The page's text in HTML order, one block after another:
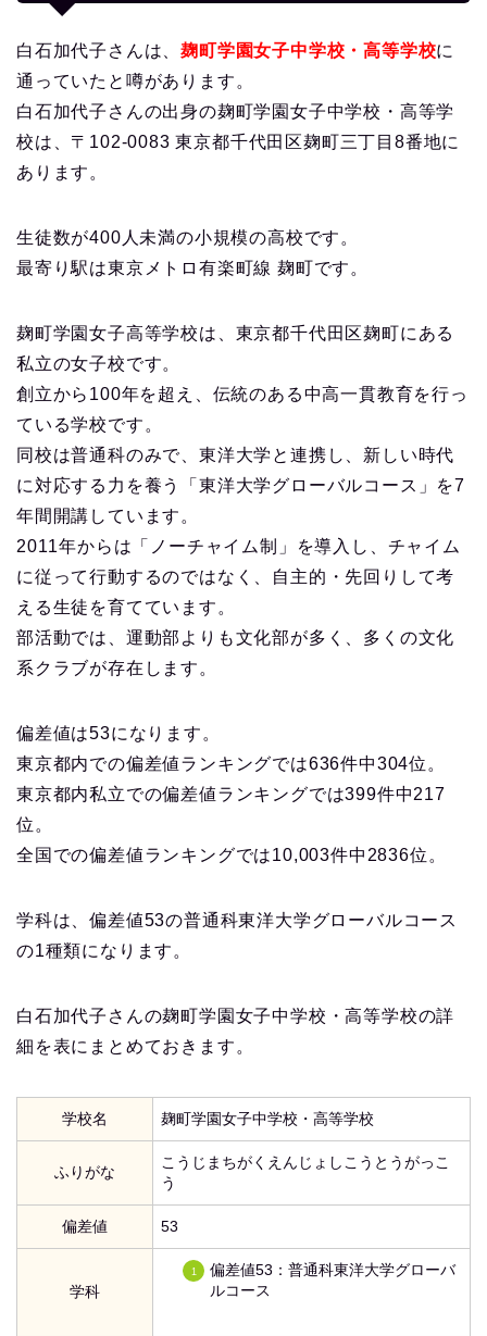
白石加代子さんは、麹町学園女子中学校・高等学校に
通っていたと噂があります。
白石加代子さんの出身の麹町学園女子中学校・高等学
校は、〒102-0083 東京都千代田区麹町三丁目8番地に
あります。
生徒数が400人未満の小規模の高校です。
最寄り駅は東京メトロ有楽町線 麹町です。
麹町学園女子高等学校は、東京都千代田区麹町にある
私立の女子校です。
創立から100年を超え、伝統のある中高一貫教育を行っ
ている学校です。
同校は普通科のみで、東洋大学と連携し、新しい時代
に対応する力を養う「東洋大学グローバルコース」を7
年間開講しています。
2011年からは「ノーチャイム制」を導入し、チャイム
に従って行動するのではなく、自主的・先回りして考
える生徒を育てています。
部活動では、運動部よりも文化部が多く、多くの文化
系クラブが存在します。
偏差値は53になります。
東京都内での偏差値ランキングでは636件中304位。
東京都内私立での偏差値ランキングでは399件中217
位。
全国での偏差値ランキングでは10,003件中2836位。
学科は、偏差値53の普通科東洋大学グローバルコース
の1種類になります。
白石加代子さんの麹町学園女子中学校・高等学校の詳
細を表にまとめておきます。
学校名 麹町学園女子中学校・高等学校
ふりがな
こうじまちがくえんじょしこうとうがっこ
う
偏差値 53
学科
偏差値53：普通科東洋大学グローバ
ルコース